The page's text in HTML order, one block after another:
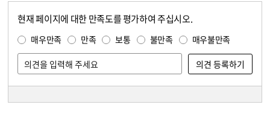
현재 페이지에 대한 만족도를 평가하여 주십시오.
매우만족 만족 보통 불만족 매우불만족